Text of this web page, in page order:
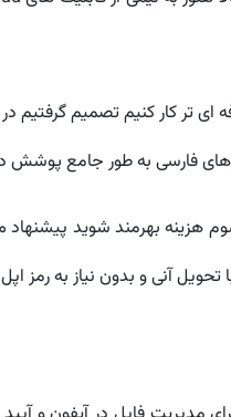
کار کنیم تصمیم گرفتیم
های فارسی به طور جامع پوشش